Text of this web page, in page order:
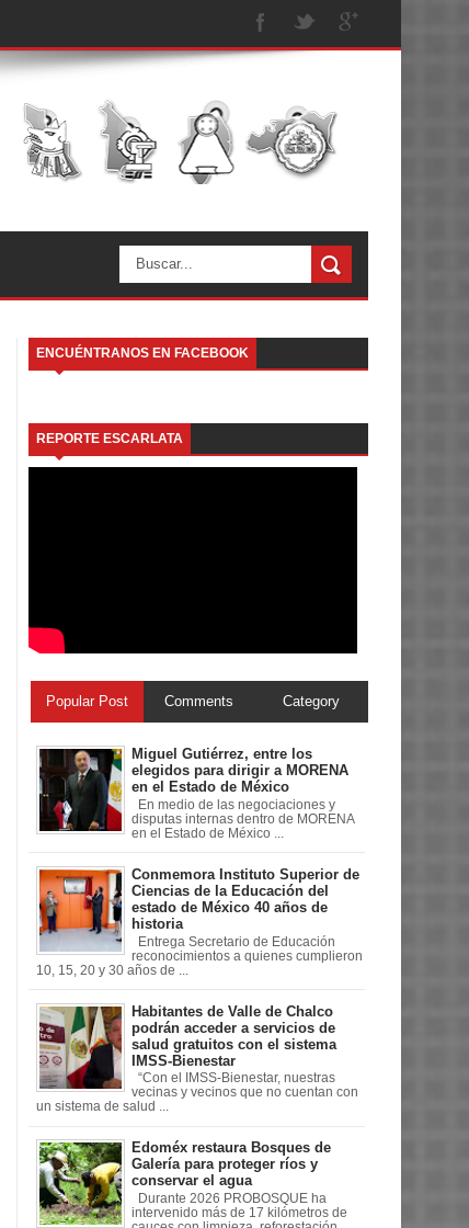
ENCUÉNTRANOS EN FACEBOOK
REPORTE ESCARLATA
Popular Post Comments Category
Miguel Gutiérrez, entre los
elegidos para dirigir a MORENA
en el Estado de México
En medio de las negociaciones y
disputas internas dentro de MORENA
en el Estado de México ...
Conmemora Instituto Superior de
Ciencias de la Educación del
estado de México 40 años de
historia
Entrega Secretario de Educación
reconocimientos a quienes cumplieron
10, 15, 20 y 30 años de ...
Habitantes de Valle de Chalco
podrán acceder a servicios de
salud gratuitos con el sistema
IMSS-Bienestar
“Con el IMSS-Bienestar, nuestras
vecinas y vecinos que no cuentan con
un sistema de salud ...
Edoméx restaura Bosques de
Galería para proteger ríos y
conservar el agua
Durante 2026 PROBOSQUE ha
intervenido más de 17 kilómetros de